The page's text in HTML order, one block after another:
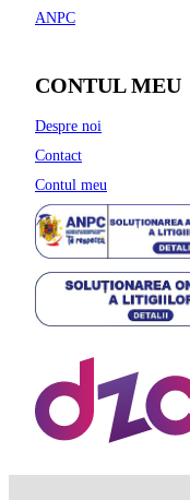
ANPC
CONTUL MEU
Despre noi
Contact
Contul meu